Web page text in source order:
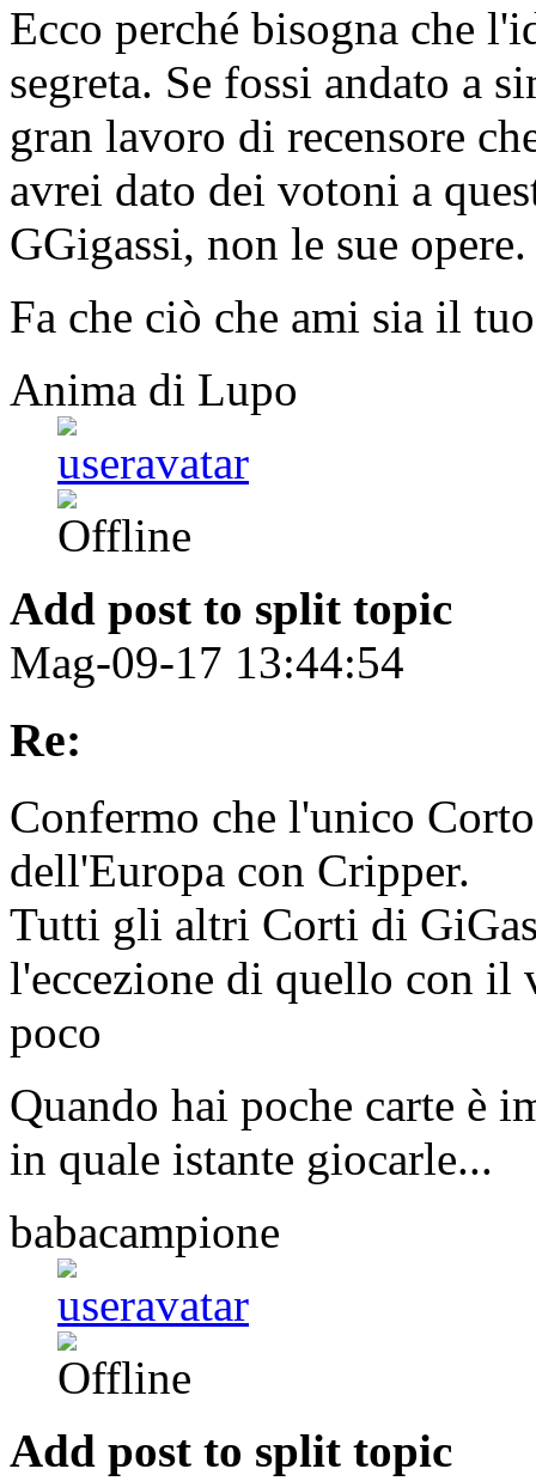
Ecco perché bisogna che
segreta. Se fossi andato a
gran lavoro di recensore
avrei dato dei votoni a
GGigassi, non le sue opere.
Fa che ciò che ami sia il
Anima di Lupo
Add post to split topic
Mag-09-17 13:44:54
Re:
Confermo che l'unico
dell'Europa con Cripper.
Tutti gli altri Corti di
l'eccezione di quello con il
poco
Quando hai poche carte è
in quale istante giocarle...
babacampione
Add post to split topic